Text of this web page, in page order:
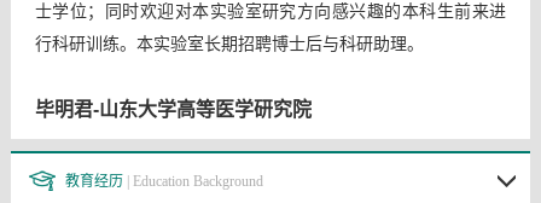
士学位；同时欢迎对本实验室研究方向感兴趣的本科生前来进
行科研训练。本实验室长期招聘博士后与科研助理。
毕明君-山东大学高等医学研究院
教育经历 | Education Background